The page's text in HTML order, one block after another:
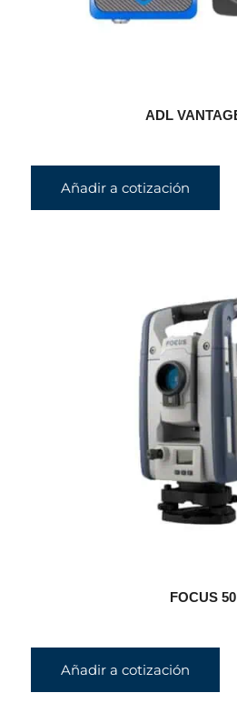
ADL
Añadir a cotización
FOCUS 50
Añadir a cotización